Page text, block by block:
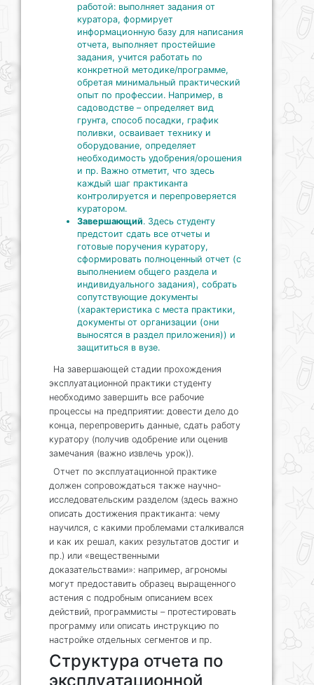
работой: выполняет задания от
куратора, формирует
информационную базу для написания
отчета, выполняет простейшие
задания, учится работать по
конкретной методике/программе,
обретая минимальный практический
опыт по профессии. Например, в
садоводстве – определяет вид
грунта, способ посадки, график
поливки, осваивает технику и
оборудование, определяет
необходимость удобрения/орошения
и пр. Важно отметит, что здесь
каждый шаг практиканта
контролируется и перепроверяется
куратором.
Завершающий. Здесь студенту
предстоит сдать все отчеты и
готовые поручения куратору,
сформировать полноценный отчет (с
выполнением общего раздела и
индивидуального задания), собрать
сопутствующие документы
(характеристика с места практики,
документы от организации (они
выносятся в раздел приложения)) и
защититься в вузе.
На завершающей стадии прохождения
эксплуатационной практики студенту
необходимо завершить все рабочие
процессы на предприятии: довести дело до
конца, перепроверить данные, сдать работу
куратору (получив одобрение или оценив
замечания (важно извлечь урок)).
Отчет по эксплуатационной практике
должен сопровождаться также научно-
исследовательским разделом (здесь важно
описать достижения практиканта: чему
научился, с какими проблемами сталкивался
и как их решал, каких результатов достиг и
пр.) или «вещественными
доказательствами»: например, агрономы
могут предоставить образец выращенного
астения с подробным описанием всех
действий, программисты – протестировать
программу или описать инструкцию по
настройке отдельных сегментов и пр.
Структура отчета по
эксплуатационной